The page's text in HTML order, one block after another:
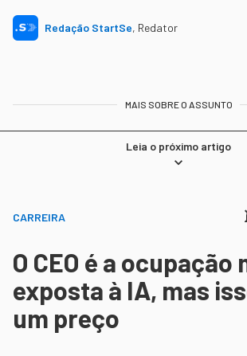
Redação StartSe, Redator
MAIS SOBRE O ASSUNTO
Leia o próximo artigo
CARREIRA
O CEO é a ocupação
exposta à IA, mas
um preço